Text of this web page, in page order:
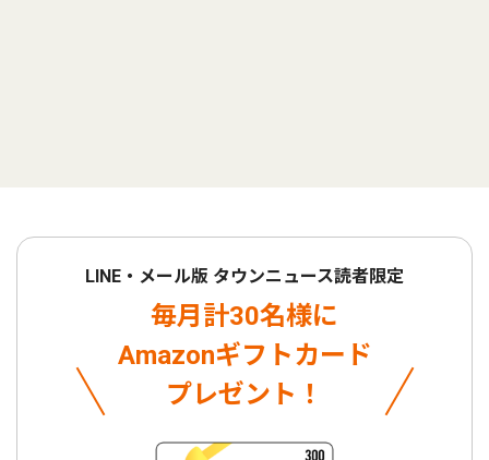
LINE・メール版 タウンニュース読者限定
毎月計30名様に
Amazonギフトカード
プレゼント！